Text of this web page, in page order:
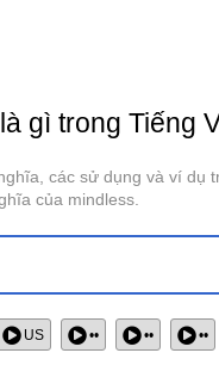
gì trong Tiếng
các sử dụng và ví dụ
của mindless.
US •• •• ••